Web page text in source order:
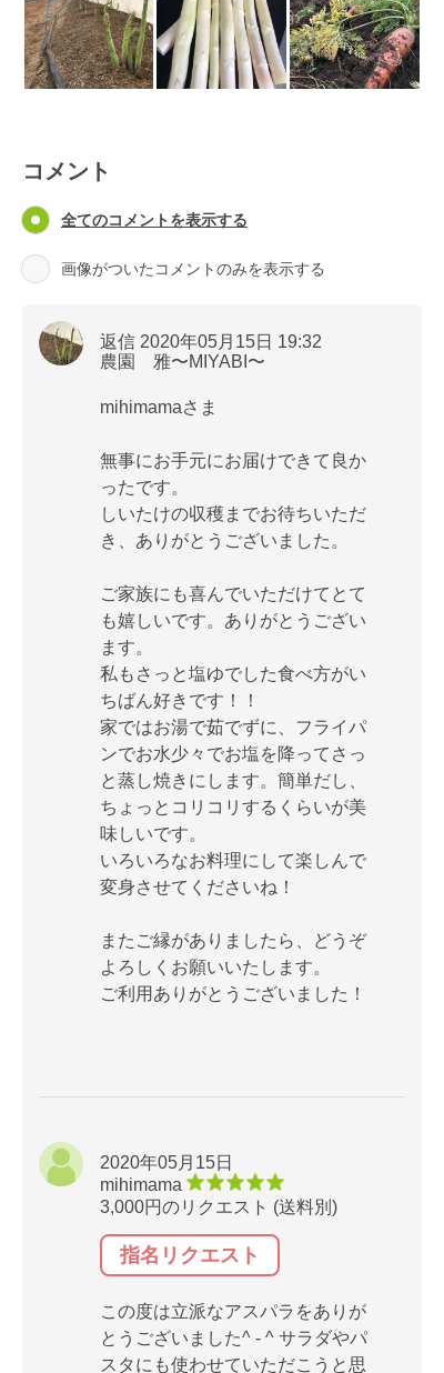
コメント
全てのコメントを表示する
画像がついたコメントのみを表示する
返信 2020年05月15日 19:32
農園 雅〜MIYABI〜
mihimamaさま
無事にお手元にお届けできて良か
ったです。
しいたけの収穫までお待ちいただ
き、ありがとうございました。
ご家族にも喜んでいただけてとて
も嬉しいです。ありがとうござい
ます。
私もさっと塩ゆでした食べ方がい
ちばん好きです！！
家ではお湯で茹でずに、フライパ
ンでお水少々でお塩を降ってさっ
と蒸し焼きにします。簡単だし、
ちょっとコリコリするくらいが美
味しいです。
いろいろなお料理にして楽しんで
変身させてくださいね！
またご縁がありましたら、どうぞ
よろしくお願いいたします。
ご利用ありがとうございました！
2020年05月15日
mihimama
3,000円のリクエスト (送料別)
指名リクエスト
この度は立派なアスパラをありが
とうございました^ - ^ サラダやパ
スタにも使わせていただこうと思